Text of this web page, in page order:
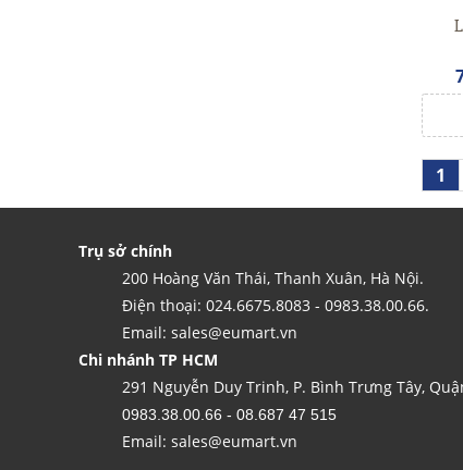
1
Trụ sở chính
200 Hoàng Văn Thái, Thanh Xuân, Hà Nội.
Điện thoại: 024.6675.8083 - 0983.38.00.66.
Email: sales@eumart.vn
Chi nhánh TP HCM
291 Nguyễn Duy Trinh, P. Bình Trưng Tây,
0983.38.00.66 - 08.687 47 515
Email: sales@eumart.vn